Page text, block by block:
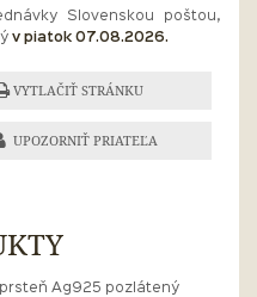
Slovenskou poštou,
v piatok 07.08.2026.
VYTLAČIŤ STRÁNKU
UPOZORNIŤ PRIATEĽA
Ag925 pozlátený